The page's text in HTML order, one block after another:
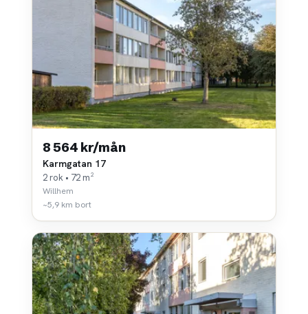
8 564 kr/mån
Karmgatan 17
2 rok • 72 m²
Willhem
~5,9 km bort